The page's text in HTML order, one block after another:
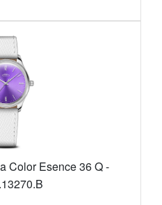
Color Esence 36 Q -